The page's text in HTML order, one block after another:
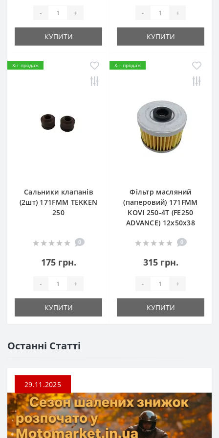
- +
КУПИТИ
- +
КУПИТИ
Хіт продаж
Сальники клапанів
(2шт) 171FMM TEKKEN
250
0
175 грн.
- +
КУПИТИ
Хіт продаж
Фільтр масляний
(паперовий) 171FMM
KOVI 250-4T (FE250
ADVANCE) 12х50х38
0
315 грн.
- +
КУПИТИ
Останні Статті
29.11.2025